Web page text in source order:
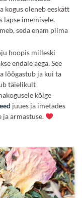
kogus oleneb eeskätt
lapse imemisele.
seda enam piima
hoopis milleski
endale aega. See
lõõgastub ja kui ta
täielikult
kõige
juues ja imetades
ja armastuse.